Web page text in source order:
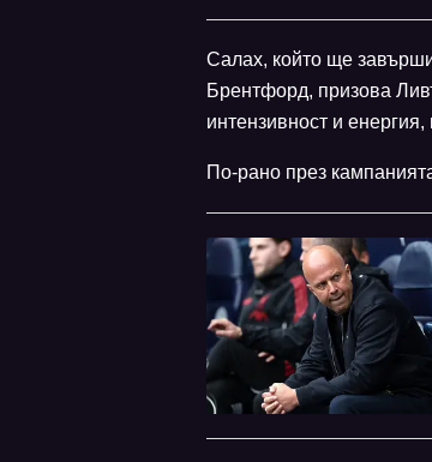
Салах, който ще
Брентфорд, призова
интензивност и
По-рано през